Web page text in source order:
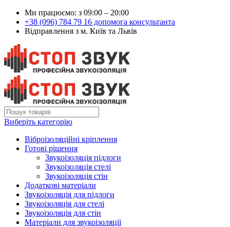
Ми працюємо: з 09:00 – 20:00
+38 (096) 784 79 16 допомога консультанта
Відправлення з м. Київ та Львів
Виберіть категорію
Віброізоляційні кріплення
Готові рішення
Звукоізоляція підлоги
Звукоізоляція стелі
Звукоізоляція стін
Додаткові матеріали
Звукоізоляція для підлоги
Звукоізоляція для стелі
Звукоізоляція для стін
Матеріали для звукоізоляції